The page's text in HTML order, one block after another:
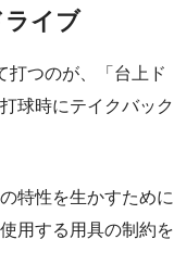
ライブ
打つのが、「台上ド
球時にテイクバック
特性を生かすために
用する用具の制約を